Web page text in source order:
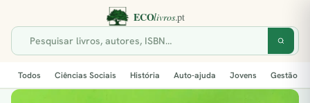
Todos Ciências Sociais História Auto-ajuda Jovens Gestão